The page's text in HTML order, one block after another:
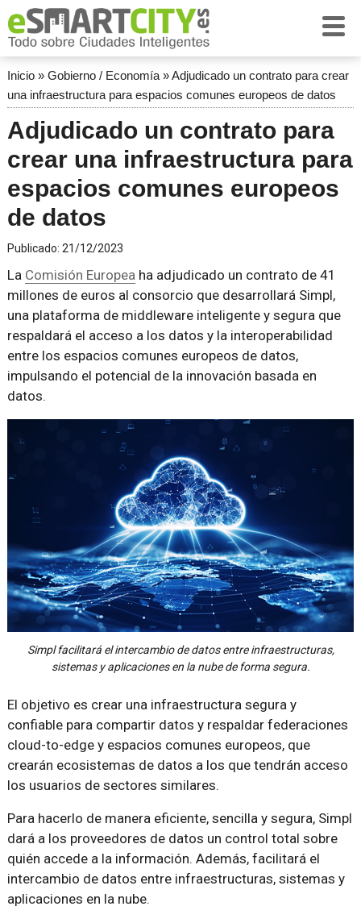
Inicio» Gobierno / Economía»Adjudicado un contrato para crear
una infraestructura para espacios comunes europeos de datos
Adjudicado un contrato para
crear una infraestructura para
espacios comunes europeos
de datos
Publicado: 21/12/2023
La Comisión Europeaha adjudicado un contrato de 41
millones de euros al consorcio que desarrollará Simpl,
una plataforma de middleware inteligente y segura que
respaldará el acceso a los datos y la interoperabilidad
entre los espacios comunes europeos de datos,
impulsando el potencial de la innovación basada en
datos.
Simpl facilitará el intercambio de datos entre infraestructuras,
sistemas y aplicaciones en la nube de forma segura.
El objetivo es crear una infraestructura segura y
confiable para compartir datos y respaldar federaciones
cloud-to-edge y espacios comunes europeos, que
crearán ecosistemas de datos a los que tendrán acceso
los usuarios de sectores similares.
Para hacerlo de manera eficiente, sencilla y segura, Simpl
dará a los proveedores de datos un control total sobre
quién accede a la información. Además, facilitará el
intercambio de datos entre infraestructuras, sistemas y
aplicaciones en la nube.